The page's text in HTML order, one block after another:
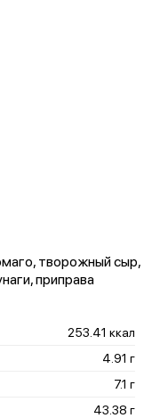
творожный сыр,
приправа
253.41 ккал
4.91 г
7.1 г
43.38 г